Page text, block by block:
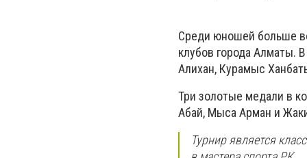
Среди юношей больше
клубов города Алматы.
Алихан, Курамыс
Три золотые медали в
Абай, Мыса Арман и
Турнир является